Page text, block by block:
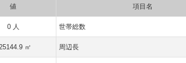
値 項目名
0 人 世帯総数
㎡ 周辺長